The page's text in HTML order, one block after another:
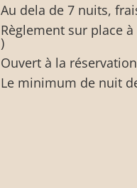
Au dela de 7 nuits,
Règlement sur place
)
Ouvert à la
Le minimum de nuit